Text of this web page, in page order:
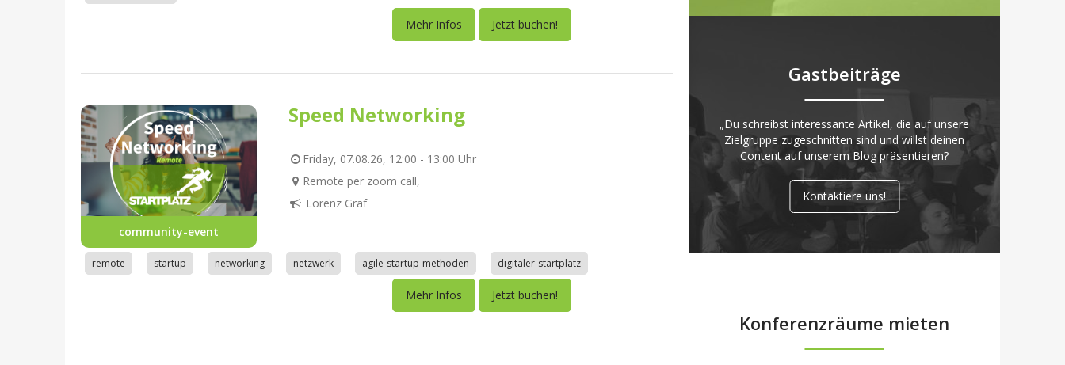
Mehr Infos Jetzt buchen!
community-event
Speed Networking
Friday, 07.08.26, 12:00 - 13:00 Uhr
Remote per zoom call,
Lorenz Gräf
remote startup networking netzwerk agile-startup-methoden digitaler-startplatz
Mehr Infos Jetzt buchen!
Gastbeiträge
„Du schreibst interessante Artikel, die auf unsere
Zielgruppe zugeschnitten sind und willst deinen
Content auf unserem Blog präsentieren?
Kontaktiere uns!
Konferenzräume mieten